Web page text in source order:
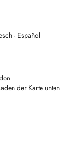
- Español
der Karte unten